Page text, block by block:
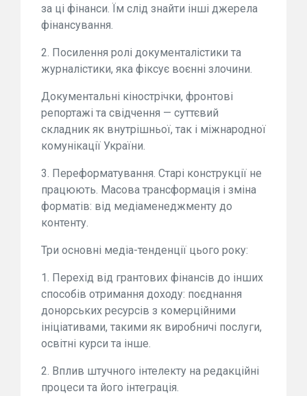
за ці фінанси. Їм слід знайти інші джерела
фінансування.
2. Посилення ролі документалістики та
журналістики, яка фіксує воєнні злочини.
Документальні кінострічки, фронтові
репортажі та свідчення — суттєвий
складник як внутрішньої, так і міжнародної
комунікації України.
3. Переформатування. Старі конструкції не
працюють. Масова трансформація і зміна
форматів: від медіаменеджменту до
контенту.
Три основні медіа-тенденції цього року:
1. Перехід від грантових фінансів до інших
способів отримання доходу: поєднання
донорських ресурсів з комерційними
ініціативами, такими як виробничі послуги,
освітні курси та інше.
2. Вплив штучного інтелекту на редакційні
процеси та його інтеграція.